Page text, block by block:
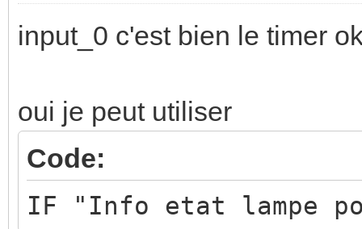
</calaos:rules>
input_0 c'est bien le timer
oui je peut utiliser
Code:
IF "Info etat lampe